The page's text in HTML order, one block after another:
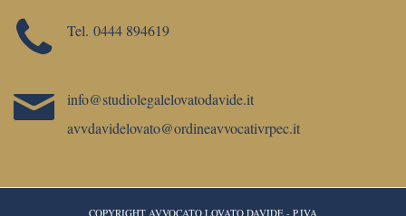
Tel. 0444 894619
info@studiolegalelovatodavide.it
avvdavidelovato@ordineavvocativrpec.it
COPYRIGHT AVVOCATO LOVATO DAVIDE - P.IVA